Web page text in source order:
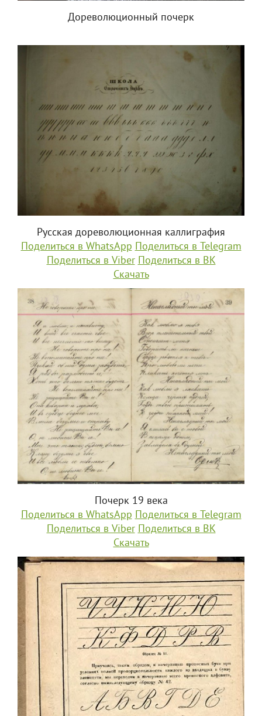
Дореволюционный почерк
Русская дореволюционная каллиграфия
Поделиться в WhatsApp Поделиться в Telegram
Поделиться в Viber Поделиться в ВК
Скачать
Почерк 19 века
Поделиться в WhatsApp Поделиться в Telegram
Поделиться в Viber Поделиться в ВК
Скачать